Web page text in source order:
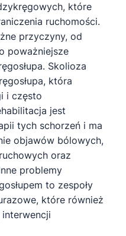
które
ruchomości.
przyczyny, od
poważniejsze
Skolioza
która
i często
jest
tych schorzeń i ma
objawów bólowych,
oraz
problemy
to zespoły
które również